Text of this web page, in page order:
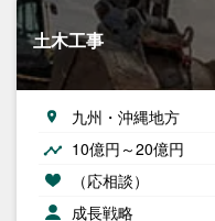
土木工事
九州・沖縄地方
10億円～20億円
（応相談）
成長戦略